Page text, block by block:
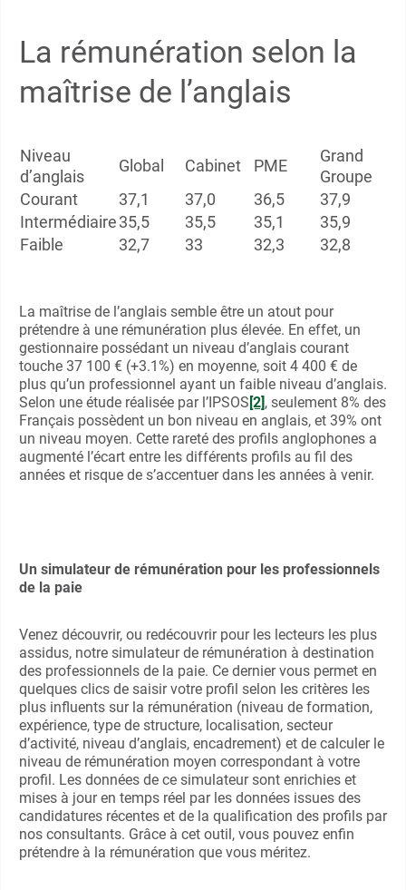
La rémunération selon la
maîtrise de l’anglais
Niveau
d’anglais
Global Cabinet PME
Grand
Groupe
Courant
37,1 37,0 36,5
37,9
Intermédiaire35,5 35,5 35,1
35,9
Faible
32,7 33 32,3 32,8
La maîtrise de l’anglais semble être un atout pour
prétendre à une rémunération plus élevée. En effet, un
gestionnaire possédant un niveau d’anglais courant
touche 37 100 € (+3.1%) en moyenne, soit 4 400 € de
plus qu’un professionnel ayant un faible niveau d’anglais.
Selon une étude réalisée par l’IPSOS [2], seulement 8% des
Français possèdent un bon niveau en anglais, et 39% ont
un niveau moyen. Cette rareté des profils anglophones a
augmenté l’écart entre les différents profils au fil des
années et risque de s’accentuer dans les années à venir.
Un simulateur de rémunération pour les professionnels
de la paie
Venez découvrir, ou redécouvrir pour les lecteurs les plus
assidus, notre simulateur de rémunération à destination
des professionnels de la paie. Ce dernier vous permet en
quelques clics de saisir votre profil selon les critères les
plus influents sur la rémunération (niveau de formation,
expérience, type de structure, localisation, secteur
d’activité, niveau d’anglais, encadrement) et de calculer le
niveau de rémunération moyen correspondant à votre
profil. Les données de ce simulateur sont enrichies et
mises à jour en temps réel par les données issues des
candidatures récentes et de la qualification des profils par
nos consultants. Grâce à cet outil, vous pouvez enfin
prétendre à la rémunération que vous méritez.